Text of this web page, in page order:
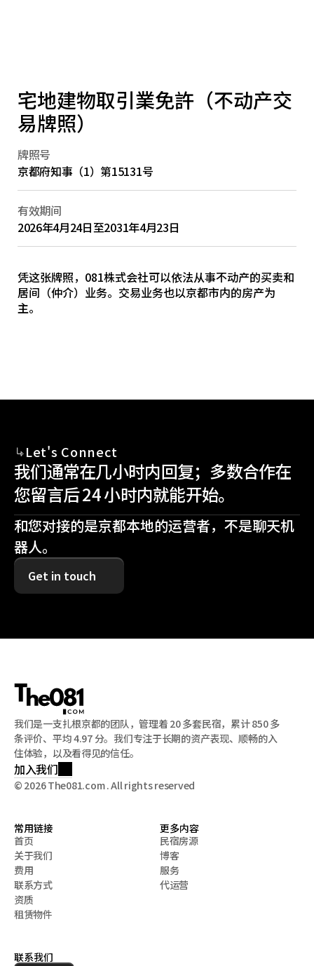
宅地建物取引業免許（不动产交
易牌照）
牌照号
京都府知事（1）第15131号
有效期间
2026年4月24日至2031年4月23日
凭这张牌照，081株式会社可以依法从事不动产的买卖和
居间（仲介）业务。交易业务也以京都市内的房产为
主。
Let's Connect
我们通常在几小时内回复；多数合作在
您留言后 24 小时内就能开始。
和您对接的是京都本地的运营者，不是聊天机
器人。
Get in touch
我们是一支扎根京都的团队，管理着 20 多套民宿，累计 850 多
条评价、平均 4.97 分。我们专注于长期的资产表现、顺畅的入
住体验，以及看得见的信任。
加入我们
© 2026 The081.com . All rights reserved
常用链接
首页
首页
关于我们
关于我们
费用
费用
联系方式
联系方式
资质
资质
租赁物件
更多内容
民宿房源
民宿房源
博客
博客
服务
服务
代运营
联系我们